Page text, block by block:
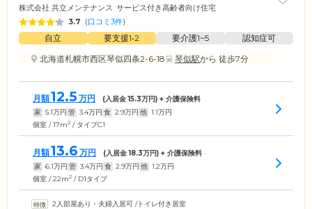
株式会社 共立メンテナンス サービス付き高齢者向け住宅
3.7 (口コミ3件)
自立 要支援1•2 要介護1~5
認知症可
北海道札幌市西区琴似四条2-6-18
琴似駅から 徒歩7分
月額12.5 万円 (入居金15.3万円) + 介護保険料
家 5.1万円 管 3.4万円 食 2.9万円 他 1.1万円
個室 / 17m2 / タイプC1
月額13.6 万円 (入居金18.3万円) + 介護保険料
家 6.1万円 管 3.4万円 食 2.9万円 他 1.2万円
個室 / 22m2 / D1タイプ
2人部屋あり・夫婦入居可 /トイレ付き居室